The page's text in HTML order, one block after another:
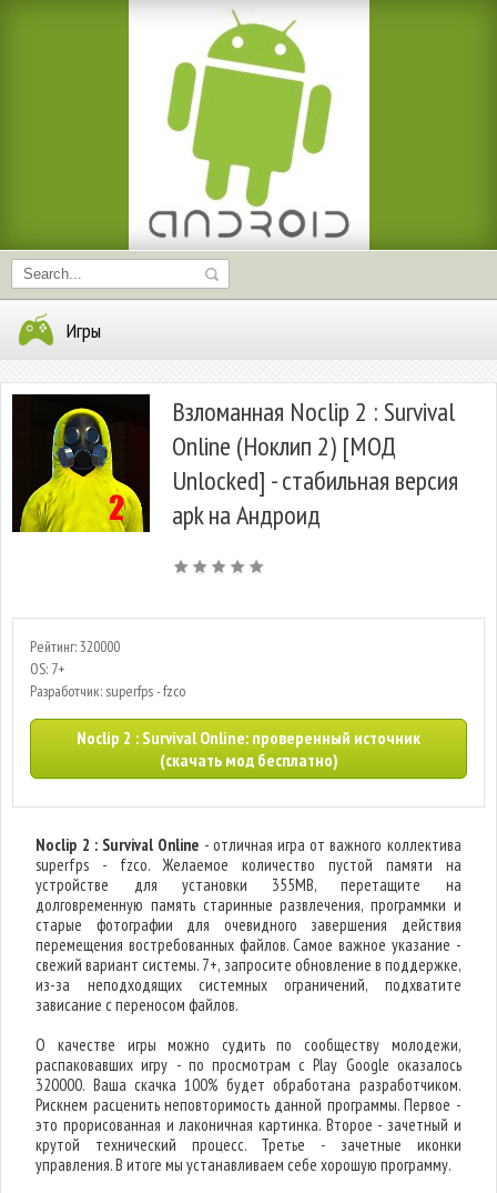
Игры
Взломанная Noclip 2 : Survival
Online (Ноклип 2) [МОД
Unlocked] - стабильная версия
apk на Андроид
Рейтинг: 320000
OS: 7+
Разработчик: superfps - fzco
Noclip 2 : Survival Online: проверенный источник
(скачать мод бесплатно)
Noclip 2 : Survival Online - отличная игра от важного коллектива
superfps - fzco. Желаемое количество пустой памяти на
устройстве для установки 355MB, перетащите на
долговременную память старинные развлечения, программки и
старые фотографии для очевидного завершения действия
перемещения востребованных файлов. Самое важное указание -
свежий вариант системы. 7+, запросите обновление в поддержке,
из-за неподходящих системных ограничений, подхватите
зависание с переносом файлов.
О качестве игры можно судить по сообществу молодежи,
распаковавших игру - по просмотрам с Play Google оказалось
320000. Ваша скачка 100% будет обработана разработчиком.
Рискнем расценить неповторимость данной программы. Первое -
это прорисованная и лаконичная картинка. Второе - зачетный и
крутой технический процесс. Третье - зачетные иконки
управления. В итоге мы устанавливаем себе хорошую программу.